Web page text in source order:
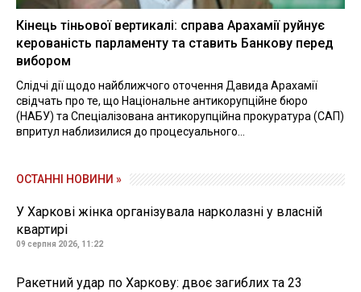
Кінець тіньової вертикалі: справа Арахамії руйнує
керованість парламенту та ставить Банкову перед
вибором
Слідчі дії щодо найближчого оточення Давида Арахамії
свідчать про те, що Національне антикорупційне бюро
(НАБУ) та Спеціалізована антикорупційна прокуратура (САП)
впритул наблизилися до процесуального...
ОСТАННІ НОВИНИ »
У Харкові жінка організувала нарколазні у власній
квартирі
09 серпня 2026, 11:22
Ракетний удар по Харкову: двоє загиблих та 23